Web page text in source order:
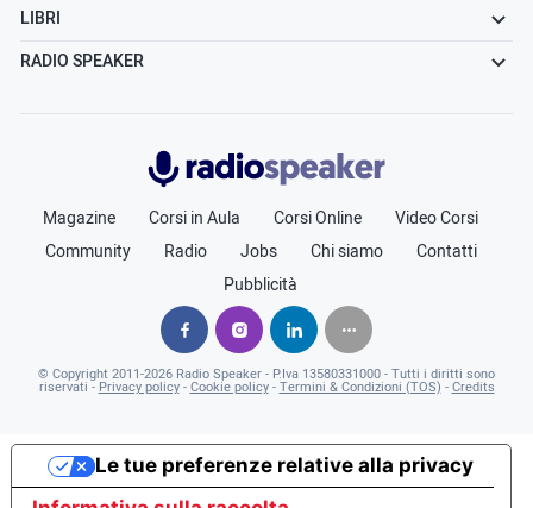
LIBRI
RADIO SPEAKER
Radiospeaker.it
Magazine Corsi in Aula Corsi Online
Video Corsi
Community
Radio Jobs Chi siamo
Contatti
Pubblicità
© Copyright2011-2026 Radio Speaker - P.Iva 13580331000- Tutti i diritti sono
riservati - Privacy policy-Cookie policy-Termini & Condizioni (TOS) -Credits
Le tue preferenze relative alla privacy